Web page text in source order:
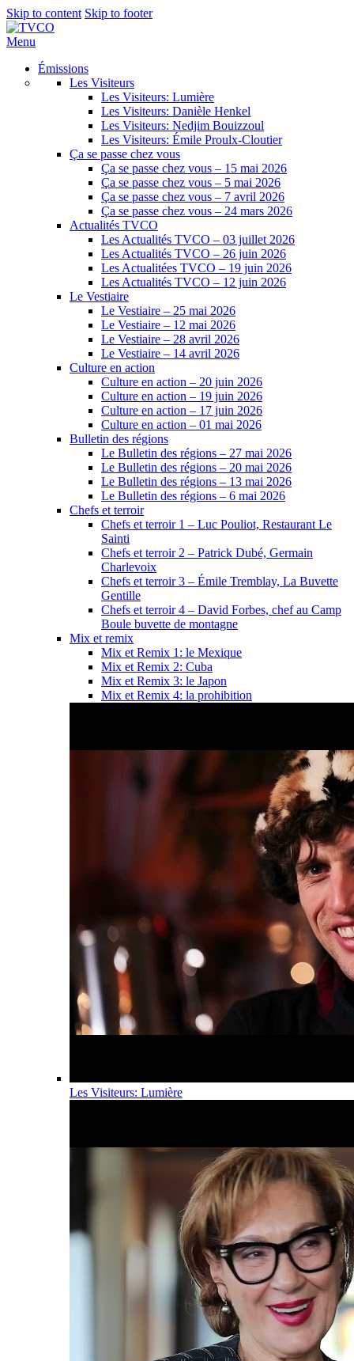
Skip to content Skip to footer
Menu
Émissions
Les Visiteurs
Les Visiteurs: Lumière
Les Visiteurs: Danièle Henkel
Les Visiteurs: Nedjim Bouizzoul
Les Visiteurs: Émile Proulx-Cloutier
Ça se passe chez vous
Ça se passe chez vous – 15 mai 2026
Ça se passe chez vous – 5 mai 2026
Ça se passe chez vous – 7 avril 2026
Ça se passe chez vous – 24 mars 2026
Actualités TVCO
Les Actualités TVCO – 03 juillet 2026
Les Actualités TVCO – 26 juin 2026
Les Actualitées TVCO – 19 juin 2026
Les Actualités TVCO – 12 juin 2026
Le Vestiaire
Le Vestiaire – 25 mai 2026
Le Vestiaire – 12 mai 2026
Le Vestiaire – 28 avril 2026
Le Vestiaire – 14 avril 2026
Culture en action
Culture en action – 20 juin 2026
Culture en action – 19 juin 2026
Culture en action – 17 juin 2026
Culture en action – 01 mai 2026
Bulletin des régions
Le Bulletin des régions – 27 mai 2026
Le Bulletin des régions – 20 mai 2026
Le Bulletin des régions – 13 mai 2026
Le Bulletin des régions – 6 mai 2026
Chefs et terroir
Chefs et terroir 1 – Luc Pouliot, Restaurant Le
Sainti
Chefs et terroir 2 – Patrick Dubé, Germain
Charlevoix
Chefs et terroir 3 – Émile Tremblay, La Buvette
Gentille
Chefs et terroir 4 – David Forbes, chef au Camp
Boule buvette de montagne
Mix et remix
Mix et Remix 1: le Mexique
Mix et Remix 2: Cuba
Mix et Remix 3: le Japon
Mix et Remix 4: la prohibition
Les Visiteurs: Lumière